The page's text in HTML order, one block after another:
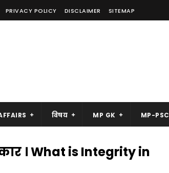
PRIVACY POLICY DISCLAIMER SITEMAP
विषय MP GK MP-PSC
। What is Integrity in